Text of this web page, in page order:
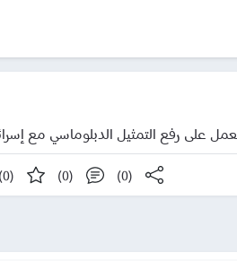
على رفع التمثيل الدبلوماسي مع
(0) (0) (0)